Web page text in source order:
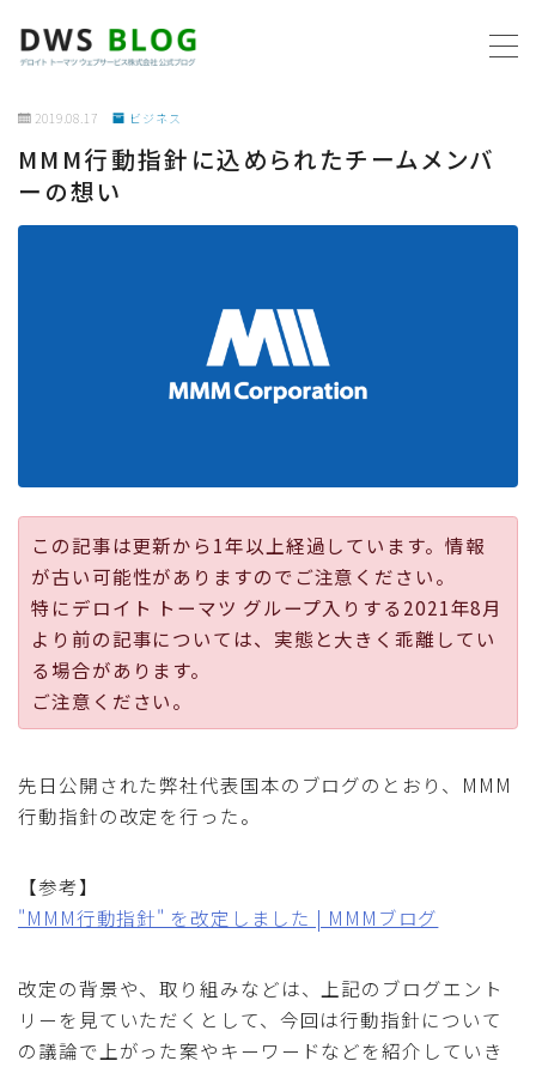
ホーム
AWS
公式ページ
2019.08.17 ビジネス
MMM行動指針に込められたチームメンバ
ーの想い
この記事は更新から1年以上経過しています。情報
が古い可能性がありますのでご注意ください。
特にデロイト トーマツ グループ入りする2021年8月
より前の記事については、実態と大きく乖離してい
る場合があります。
ご注意ください。
先日公開された弊社代表国本のブログのとおり、MMM
行動指針の改定を行った。
【参考】
"MMM行動指針" を改定しました | MMMブログ
改定の背景や、取り組みなどは、上記のブログエント
リーを見ていただくとして、今回は行動指針について
の議論で上がった案やキーワードなどを紹介していき